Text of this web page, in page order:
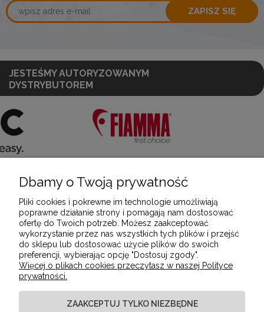
ZAPISZ SIĘ
JESTEŚMY AUTORYZOWANYM
DYSTRYBUTOREM
POMOC
MOJE KONTO
PŁATNOŚCI I DOSTAWA
Dbamy o Twoją prywatność
Pliki cookies i pokrewne im technologie umożliwiają
poprawne działanie strony i pomagają nam dostosować
ofertę do Twoich potrzeb. Możesz zaakceptować
wykorzystanie przez nas wszystkich tych plików i przejść
do sklepu lub dostosować użycie plików do swoich
preferencji, wybierając opcję "Dostosuj zgody".
Więcej o plikach cookies przeczytasz w naszej Polityce
prywatności.
ZAAKCEPTUJ TYLKO NIEZBĘDNE